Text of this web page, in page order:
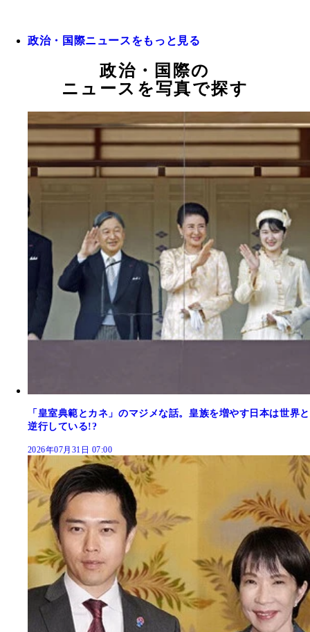
政治・国際ニュースをもっと見る
政治・国際の
ニュースを写真で探す
「皇室典範とカネ」のマジメな話。皇族を増やす日本は世界と
逆行している!?
2026年07月31日 07:00